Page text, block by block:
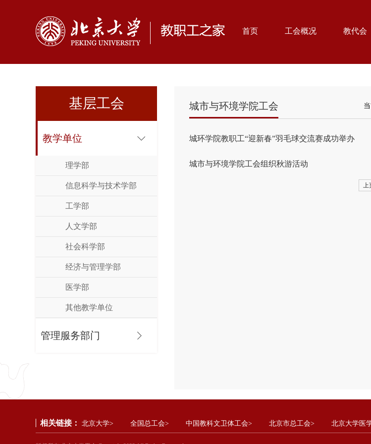
首页 工会概况 教代会
基层工会
教学单位
理学部
信息科学与技术学部
工学部
人文学部
社会科学部
经济与管理学部
医学部
其他教学单位
管理服务部门
城市与环境学院工会
城环学院教职工“迎新春”羽毛球交流赛成功举办
城市与环境学院工会组织秋游活动
上
相关链接： 北京大学> 全国总工会> 中国教科文卫体工会> 北京市总工会> 北京大学医